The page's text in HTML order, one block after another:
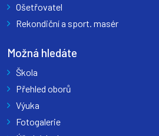
Ošetřovatel
Rekondiční a sport. masér
Možná hledáte
Škola
Přehled oborů
Výuka
Fotogalerie